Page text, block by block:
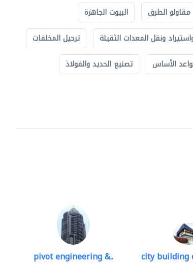
مقاولو الطرق
البيوت الجاهزة
ونقل المعدات الثقيلة
ترحيل المخلفات
الأساس
تصنيع الحديد والفولاذ
pivot engineering &.. city building